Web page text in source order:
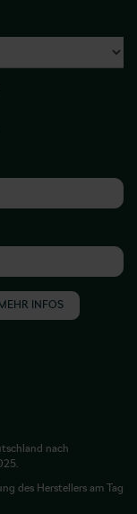
MEHR INFOS
nach
des Herstellers am Tag